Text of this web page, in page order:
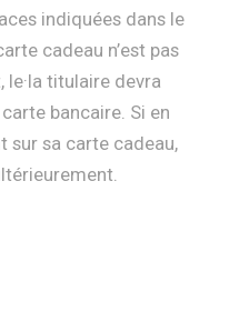
indiquées dans le
cadeau n’est pas
le·la titulaire devra
bancaire. Si en
sur sa carte cadeau,